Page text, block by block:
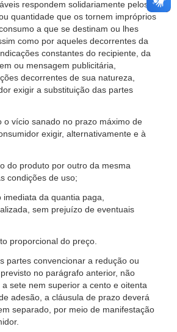
respondem solidariamente pelos
quantidade que os tornem impróprios
a que se destinam ou lhes
como por aqueles decorrentes da
constantes do recipiente, da
ou mensagem publicitária,
decorrentes de sua natureza,
exigir a substituição das partes
o vício sanado no prazo máximo de
exigir, alternativamente e à
do produto por outro da mesma
condições de uso;
imediata da quantia paga,
sem prejuízo de eventuais
proporcional do preço.
partes convencionar a redução ou
no parágrafo anterior, não
sete nem superior a cento e oitenta
adesão, a cláusula de prazo deverá
separado, por meio de manifestação